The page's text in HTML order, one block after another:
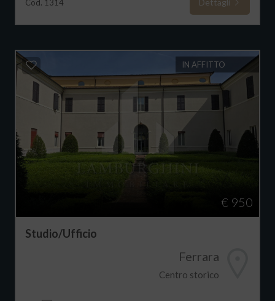
Cod. 1314 Dettagli
IN AFFITTO
€ 950
Studio/Ufficio
Ferrara
Centro storico